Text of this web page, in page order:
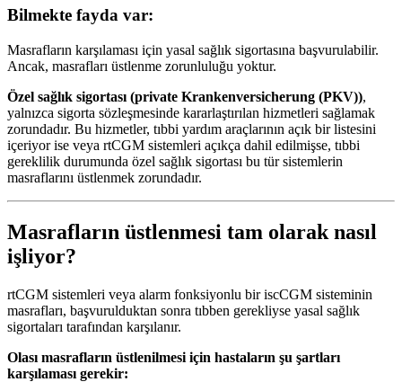
Bilmekte fayda var:
Masrafların karşılaması için yasal sağlık sigortasına başvurulabilir.
Ancak, masrafları üstlenme zorunluluğu yoktur.
Özel sağlık sigortası (private Krankenversicherung (PKV)),
yalnızca sigorta sözleşmesinde kararlaştırılan hizmetleri sağlamak
zorundadır. Bu hizmetler, tıbbi yardım araçlarının açık bir listesini
içeriyor ise veya rtCGM sistemleri açıkça dahil edilmişse, tıbbi
gereklilik durumunda özel sağlık sigortası bu tür sistemlerin
masraflarını üstlenmek zorundadır.
Masrafların üstlenmesi tam olarak nasıl
işliyor?
rtCGM sistemleri veya alarm fonksiyonlu bir iscCGM sisteminin
masrafları, başvurulduktan sonra tıbben gerekliyse yasal sağlık
sigortaları tarafından karşılanır.
Olası masrafların üstlenilmesi için hastaların şu şartları
karşılaması gerekir: